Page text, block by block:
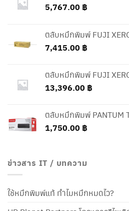
5,767.00 ฿
ตลับหมึกพิมพ์ FUJI
7,415.00 ฿
ตลับหมึกพิมพ์ FUJI
13,396.00 ฿
ตลับหมึกพิมพ์ PANTUM
1,750.00 ฿
ข่าวสาร IT / บทความ
ใช้หมึกพิมพ์แท้ ทำไมหมึกหมดไว?